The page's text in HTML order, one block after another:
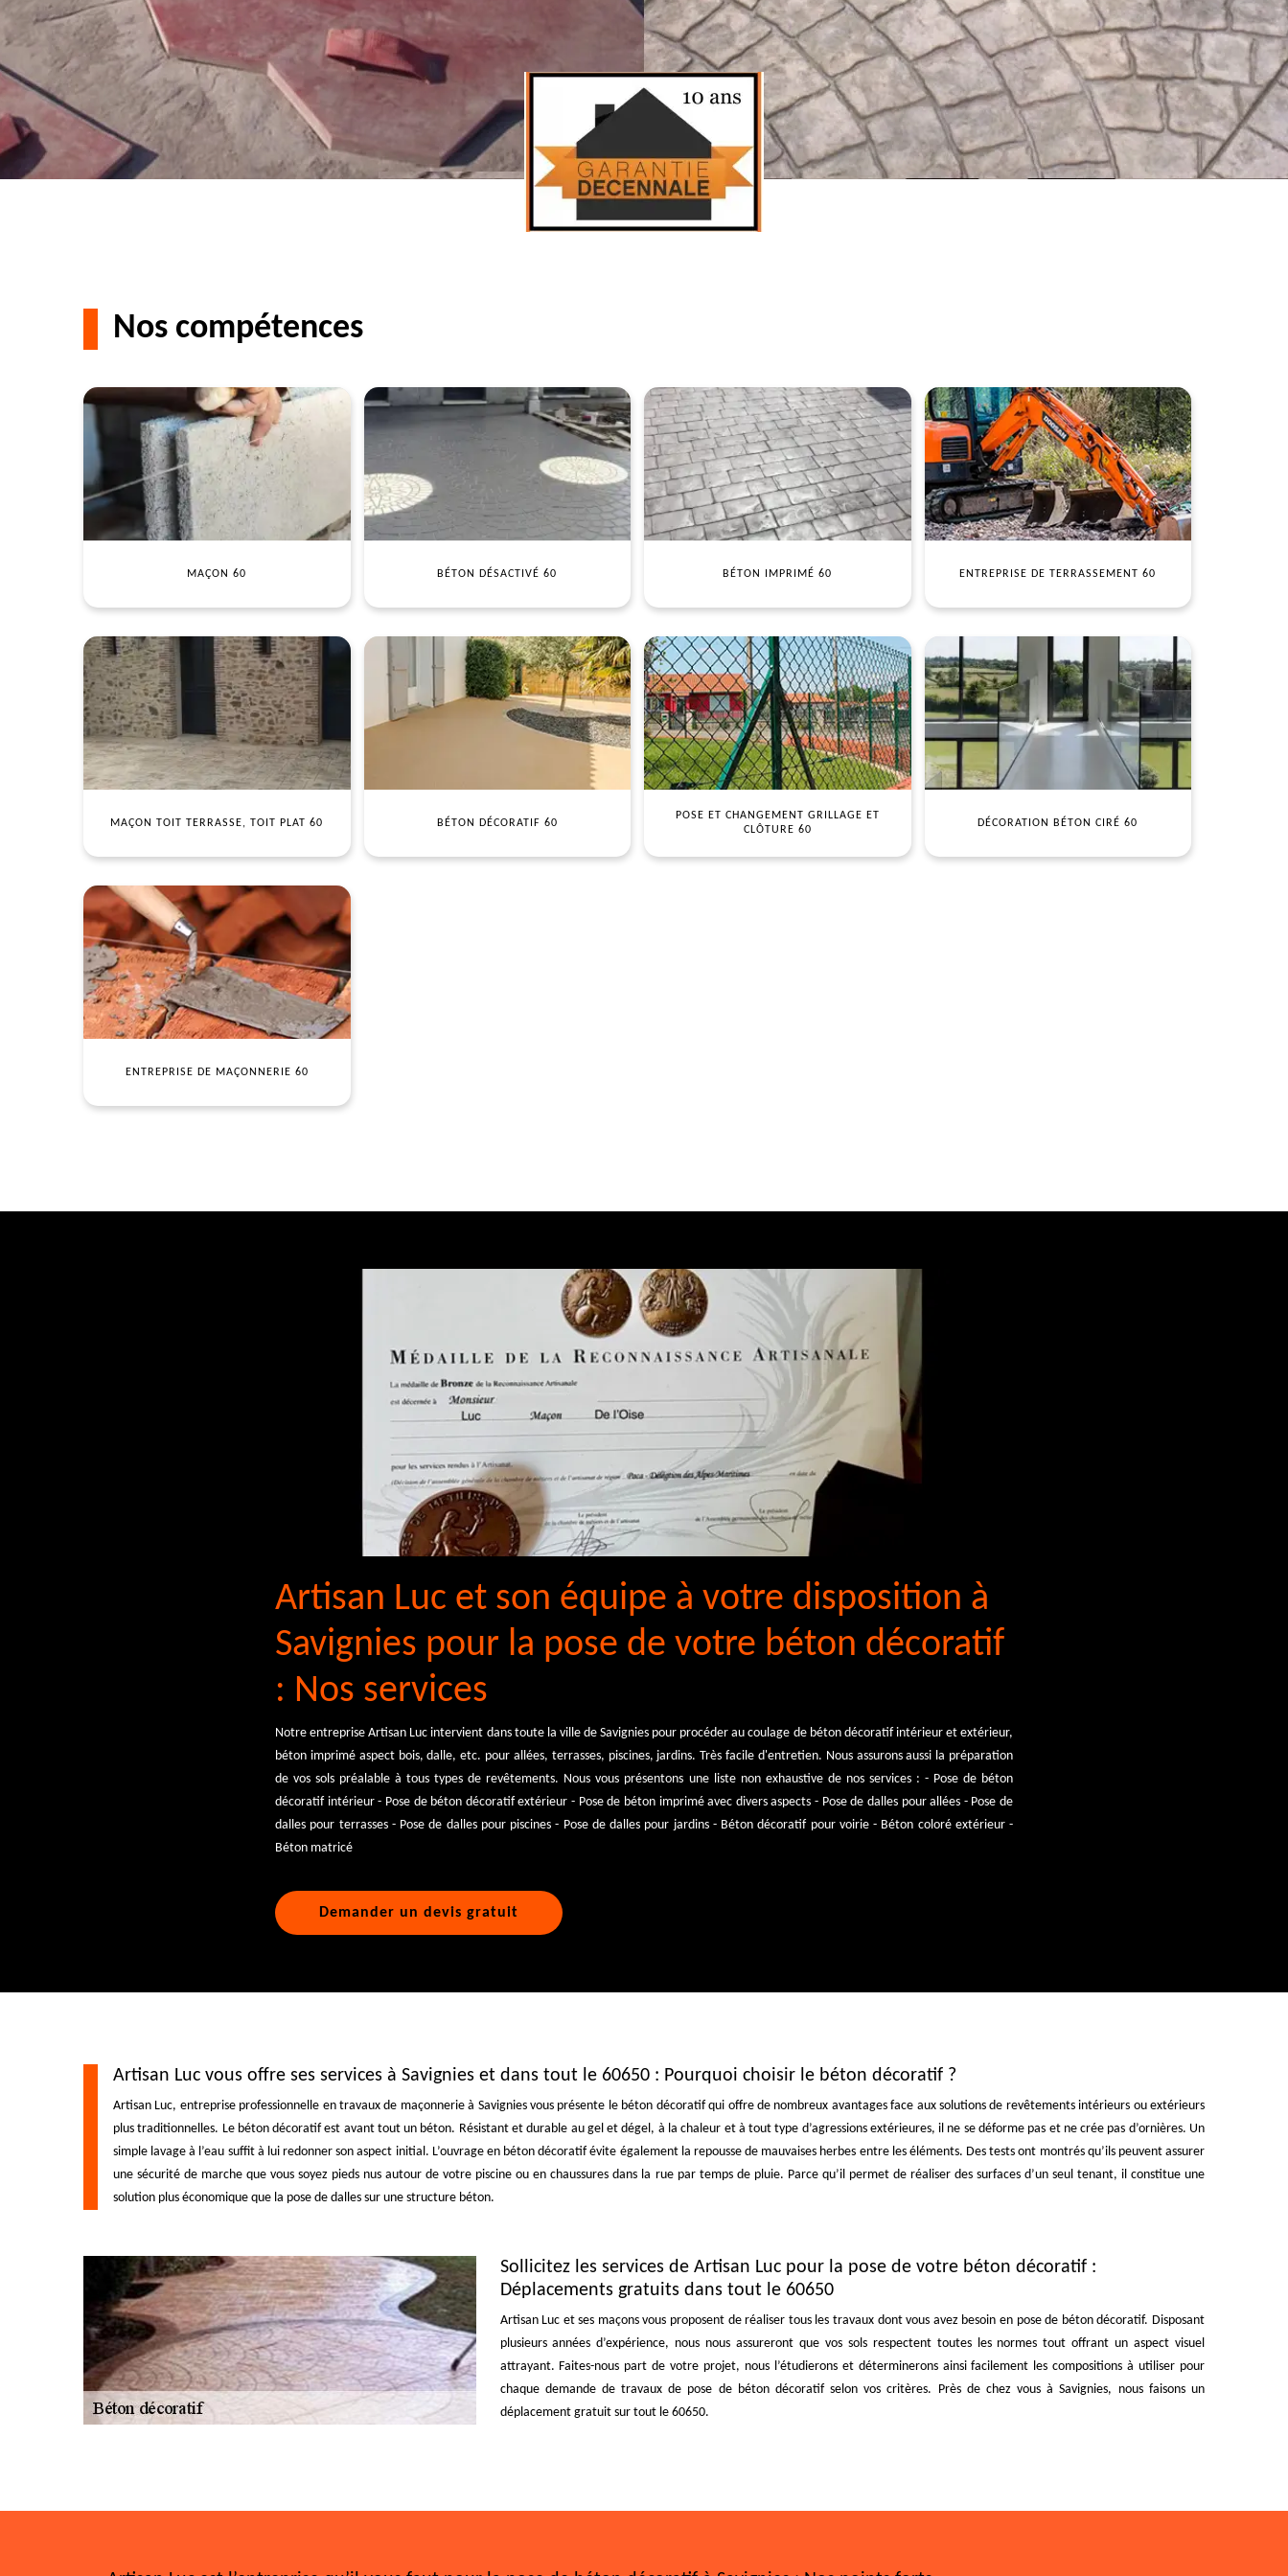
Nos compétences
MAÇON 60 BÉTON DÉSACTIVÉ 60 BÉTON IMPRIMÉ 60 ENTREPRISE DE TERRASSEMENT 60
MAÇON TOIT TERRASSE, TOIT PLAT 60 BÉTON DÉCORATIF 60
POSE ET CHANGEMENT GRILLAGE ET
CLÔTURE 60
DÉCORATION BÉTON CIRÉ 60
ENTREPRISE DE MAÇONNERIE 60
Artisan Luc et son équipe à votre disposition à
Savignies pour la pose de votre béton décoratif
: Nos services
Notre entreprise Artisan Luc intervient dans toute la ville de Savignies pour procéder au coulage de béton décoratif intérieur et extérieur,
béton imprimé aspect bois, dalle, etc. pour allées, terrasses, piscines, jardins. Très facile d'entretien. Nous assurons aussi la préparation
de vos sols préalable à tous types de revêtements. Nous vous présentons une liste non exhaustive de nos services : - Pose de béton
décoratif intérieur - Pose de béton décoratif extérieur - Pose de béton imprimé avec divers aspects - Pose de dalles pour allées - Pose de
dalles pour terrasses - Pose de dalles pour piscines - Pose de dalles pour jardins - Béton décoratif pour voirie - Béton coloré extérieur -
Béton matricé
Demander un devis gratuit
Artisan Luc vous offre ses services à Savignies et dans tout le 60650 : Pourquoi choisir le béton décoratif ?
Artisan Luc, entreprise professionnelle en travaux de maçonnerie à Savignies vous présente le béton décoratif qui offre de nombreux avantages face aux solutions de revêtements intérieurs ou extérieurs
plus traditionnelles. Le béton décoratif est avant tout un béton. Résistant et durable au gel et dégel, à la chaleur et à tout type d’agressions extérieures, il ne se déforme pas et ne crée pas d’ornières. Un
simple lavage à l’eau suffit à lui redonner son aspect initial. L’ouvrage en béton décoratif évite également la repousse de mauvaises herbes entre les éléments. Des tests ont montrés qu’ils peuvent assurer
une sécurité de marche que vous soyez pieds nus autour de votre piscine ou en chaussures dans la rue par temps de pluie. Parce qu’il permet de réaliser des surfaces d’un seul tenant, il constitue une
solution plus économique que la pose de dalles sur une structure béton.
Sollicitez les services de Artisan Luc pour la pose de votre béton décoratif :
Déplacements gratuits dans tout le 60650
Artisan Luc et ses maçons vous proposent de réaliser tous les travaux dont vous avez besoin en pose de béton décoratif. Disposant
plusieurs années d’expérience, nous nous assureront que vos sols respectent toutes les normes tout offrant un aspect visuel
attrayant. Faites-nous part de votre projet, nous l’étudierons et déterminerons ainsi facilement les compositions à utiliser pour
chaque demande de travaux de pose de béton décoratif selon vos critères. Près de chez vous à Savignies, nous faisons un
déplacement gratuit sur tout le 60650.